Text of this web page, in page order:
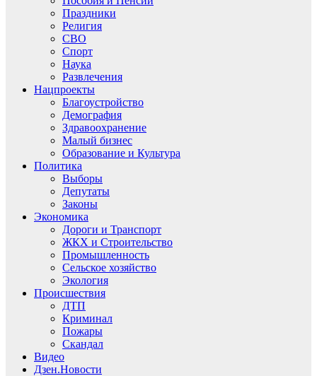
Праздники
Религия
СВО
Спорт
Наука
Развлечения
Нацпроекты
Благоустройство
Демография
Здравоохранение
Малый бизнес
Образование и Культура
Политика
Выборы
Депутаты
Законы
Экономика
Дороги и Транспорт
ЖКХ и Строительство
Промышленность
Сельское хозяйство
Экология
Происшествия
ДТП
Криминал
Пожары
Скандал
Видео
Дзен.Новости